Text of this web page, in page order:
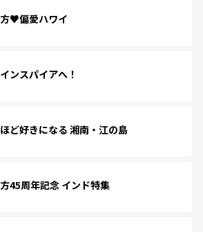
♥偏愛ハワイ
ンスパイアへ！
ど好きになる 湘南・江の島
45周年記念 インド特集